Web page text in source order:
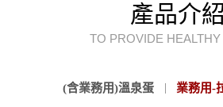
產品介紹
TO PROVIDE
(含業務用)溫泉蛋 業務用-